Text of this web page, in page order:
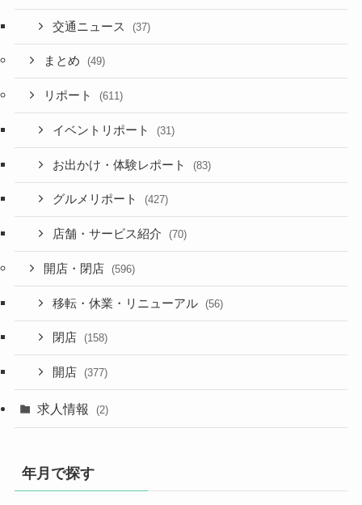
交通ニュース (37)
まとめ (49)
リポート (611)
イベントリポート (31)
お出かけ・体験レポート (83)
グルメリポート (427)
店舗・サービス紹介 (70)
開店・閉店 (596)
移転・休業・リニューアル (56)
閉店 (158)
開店 (377)
求人情報 (2)
年月で探す